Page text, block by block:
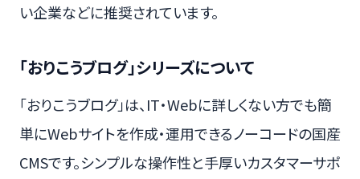
い企業などに推奨されています。
「おりこうブログ」シリーズについて
「おりこうブログ」は、IT・Webに詳しくない方でも簡
単にWebサイトを作成・運用できるノーコードの国産
CMSです。シンプルな操作性と手厚いカスタマーサポ